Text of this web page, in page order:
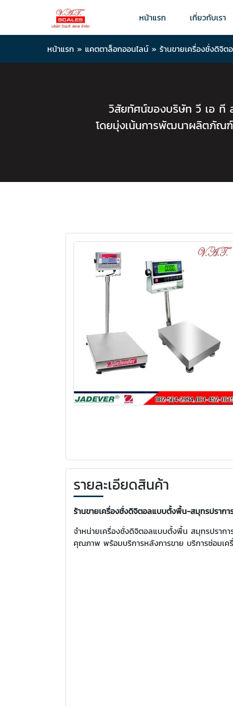
หน้าแรก เกี่ยวกับเรา
หน้าแรก » แคตตาล็อกออนไลน์ » ร้านขายเครื่องชั่งดิจิ
วิสัยทัศน์ของบริษัท วี เอ ที ส
โดยมุ่งเน้นการพัฒนาผลิตภัณ
รายละเอียดสินค้า
ร้านขายเครื่องชั่งดิจิตอลแบบตั้งพื้น-สมุทรปรากา
จำหน่ายเครื่องชั่งดิจิตอลแบบตั้งพื้น สมุทรปรากา
คุณภาพ พร้อมบริการหลังการขาย บริการซ่อมเ